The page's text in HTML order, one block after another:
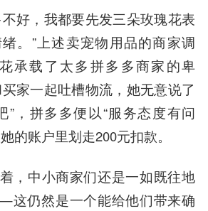
好，我都要先发三朵玫瑰花表
。”上述卖宠物用品的商家调
承载了太多拼多多商家的卑
家一起吐槽物流，她无意说了
”，拼多多便以“服务态度有问
的账户里划走200元扣款。
，中小商家们还是一如既往地
这仍然是一个能给他们带来确